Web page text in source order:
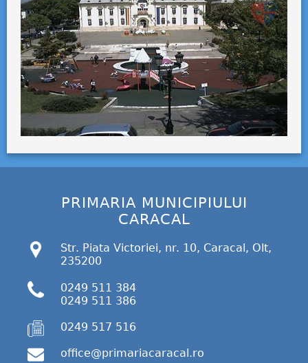
PRIMARIA MUNICIPIULUI
CARACAL
Str. Piata Victoriei, nr. 10, Caracal, Olt,
235200
0249 511 384
0249 511 386
0249 517 516
office@primariacaracal.ro